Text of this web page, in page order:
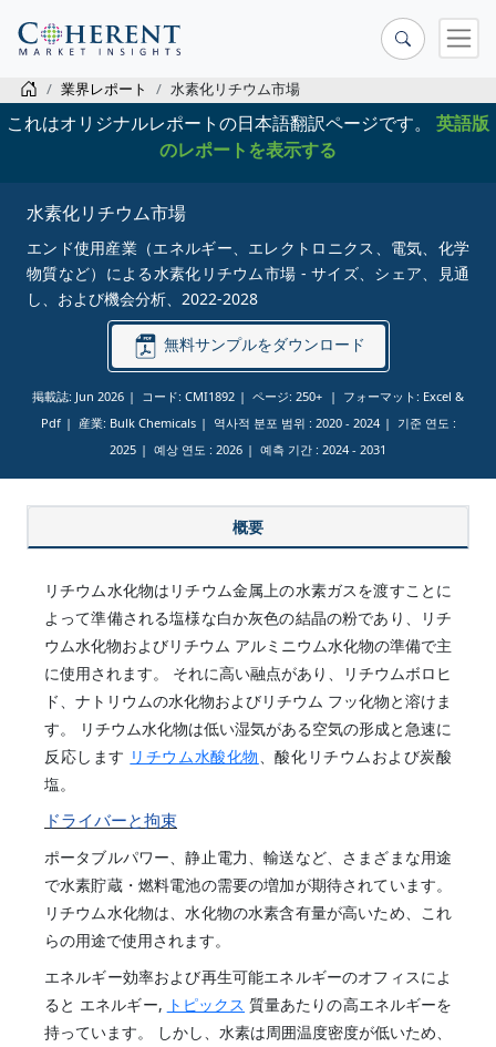
業界レポート 水素化リチウム市場
これはオリジナルレポートの日本語翻訳ページです。 英語版
のレポートを表示する
水素化リチウム市場
エンド使用産業（エネルギー、エレクトロニクス、電気、化学
物質など）による水素化リチウム市場 - サイズ、シェア、見通
し、および機会分析、2022-2028
無料サンプルをダウンロード
掲載誌: Jun 2026 コード: CMI1892 ページ: 250+
フォーマット: Excel &
Pdf
産業: Bulk Chemicals 역사적 분포 범위 : 2020 - 2024
기준 연도 :
2025
예상 연도 : 2026 예측 기간 : 2024 - 2031
概要
リチウム水化物はリチウム金属上の水素ガスを渡すことに
よって準備される塩様な白か灰色の結晶の粉であり、リチ
ウム水化物およびリチウム アルミニウム水化物の準備で主
に使用されます。 それに高い融点があり、リチウムボロヒ
ド、ナトリウムの水化物およびリチウム フッ化物と溶けま
す。 リチウム水化物は低い湿気がある空気の形成と急速に
反応します リチウム水酸化物 、酸化リチウムおよび炭酸
塩。
ドライバーと拘束
ポータブルパワー、静止電力、輸送など、さまざまな用途
で水素貯蔵・燃料電池の需要の増加が期待されています。
リチウム水化物は、水化物の水素含有量が高いため、これ
らの用途で使用されます。
エネルギー効率および再生可能エネルギーのオフィスによ
ると エネルギー, トピックス 質量あたりの高エネルギーを
持っています。 しかし、水素は周囲温度密度が低いため、